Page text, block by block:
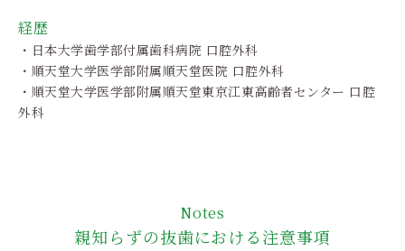
経歴
・日本大学歯学部付属歯科病院 口腔外科
・順天堂大学医学部附属順天堂医院 口腔外科
・順天堂大学医学部附属順天堂東京江東高齢者センター 口腔
外科
Notes
親知らずの抜歯における注意事項